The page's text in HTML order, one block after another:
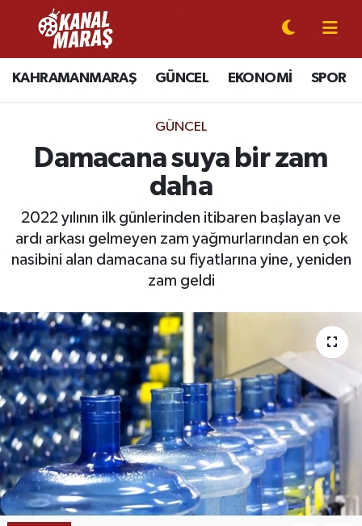
KAHRAMANMARAŞ GÜNCEL EKONOMİ SPOR
GÜNCEL
Damacana suya bir zam
daha
2022 yılının ilk günlerinden itibaren başlayan ve
ardı arkası gelmeyen zam yağmurlarından en çok
nasibini alan damacana su fiyatlarına yine, yeniden
zam geldi
CANLI YAYIN
KAHRAMANMARAŞ
SİYASET
EKONOMİ
MAGAZİN
SAĞLIK
EĞİTİM
BÖLGE
KEŞFET
Kahramanmaraş Nöbetçi Eczaneler
Kahramanmaraş Hava Durumu
Kahramanmaraş Namaz Vakitleri
Kahramanmaraş Trafik Yoğunluk Haritası
Süper Lig Puan Durumu ve Fikstür
Tüm Manşetler
Haber Arşivi